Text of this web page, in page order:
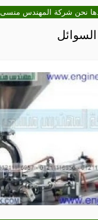
نحن شركة المهندس منسى
السوائل